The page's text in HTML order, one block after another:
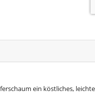
ein köstliches,